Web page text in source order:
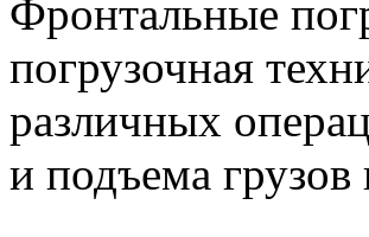
Фронтальные
погрузочная
различных
и подъема грузов